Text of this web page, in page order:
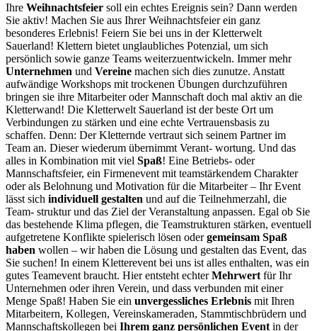
Ihre Weihnachtsfeier soll ein echtes Ereignis sein? Dann werden
Sie aktiv! Machen Sie aus Ihrer Weihnachtsfeier ein ganz
besonderes Erlebnis! Feiern Sie bei uns in der Kletterwelt
Sauerland! Klettern bietet unglaubliches Potenzial, um sich
persönlich sowie ganze Teams weiterzuentwickeln. Immer mehr
Unternehmen und Vereine machen sich dies zunutze. Anstatt
aufwändige Workshops mit trockenen Übungen durchzuführen
bringen sie ihre Mitarbeiter oder Mannschaft doch mal aktiv an die
Kletterwand! Die Kletterwelt Sauerland ist der beste Ort um
Verbindungen zu stärken und eine echte Vertrauensbasis zu
schaffen. Denn: Der Kletternde vertraut sich seinem Partner im
Team an. Dieser wiederum übernimmt Verant- wortung. Und das
alles in Kombination mit viel Spaß! Eine Betriebs- oder
Mannschaftsfeier, ein Firmenevent mit teamstärkendem Charakter
oder als Belohnung und Motivation für die Mitarbeiter – Ihr Event
lässt sich individuell gestalten und auf die Teilnehmerzahl, die
Team- struktur und das Ziel der Veranstaltung anpassen. Egal ob Sie
das bestehende Klima pflegen, die Teamstrukturen stärken, eventuell
aufgetretene Konflikte spielerisch lösen odergemeinsam Spaß
haben wollen – wir haben die Lösung und gestalten das Event, das
Sie suchen! In einem Kletterevent bei uns ist alles enthalten, was ein
gutes Teamevent braucht. Hier entsteht echterMehrwert für Ihr
Unternehmen oder ihren Verein, und dass verbunden mit einer
Menge Spaß! Haben Sie ein unvergessliches Erlebnis mit Ihren
Mitarbeitern, Kollegen, Vereinskameraden, Stammtischbrüdern und
Mannschaftskollegen bei Ihrem ganz persönlichen Event in der